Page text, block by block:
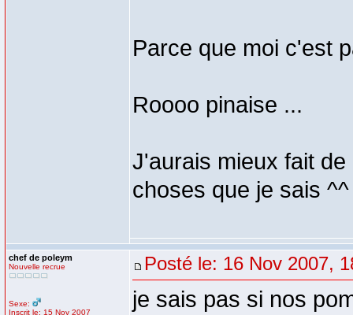
Parce que moi c'est
Roooo pinaise ...
J'aurais mieux fait
choses que je sais ^^
chef de poleym
Nouvelle recrue
Sexe:
Inscrit le: 15 Nov 2007
Posté le: 16 Nov 2007,
je sais pas si nos